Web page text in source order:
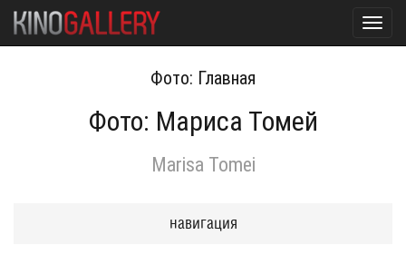
Фото: Главная
Фото: Мариса Томей
Marisa Tomei
навигация